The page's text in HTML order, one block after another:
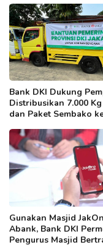
Bank DKI Dukung
Distribusikan 7.000
dan Paket Sembako
Gunakan Masjid
Abank, Bank DKI
Pengurus Masjid